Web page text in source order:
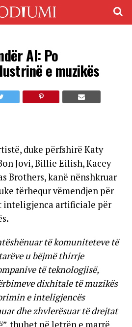
AI: Po
e muzikës
duke përfshirë Katy
Jovi, Billie Eilish, Kacey
Brothers, kanë nënshkruar
tërhequr vëmendjen për
inteligjenca artificiale për
të komuniteteve të
u bëjmë thirrje
të teknologjisë,
dixhitale të muzikës
e inteligjencës
dhe zhvlerësuar të drejtat
thuhet në letrën e marrë